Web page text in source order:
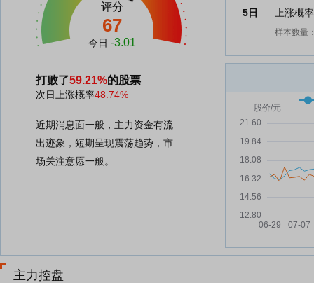
评分
67
今日 -3.01
打败了59.21%的股票
次日上涨概率48.74%
近期消息面一般，主力资金有流
出迹象，短期呈现震荡趋势，市
场关注意愿一般。
5日 上涨概
样本数量
主力控盘